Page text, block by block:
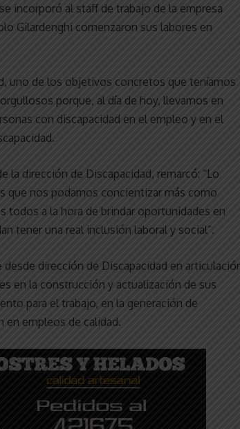
incorporó al staff de trabajo de la empresa
Gilardenghi comenzaron sus labores en
uno de los objetivos concretos que teníamos
porque, al día de hoy, llevamos en
con discapacidad en el empleo y en el
la dirección de Discapacidad, remarcó: “Lo
que nos podamos concientizar más como
todos a la hora de brindar oportunidades en
tener una real inclusión laboral y social”.
dirección de Discapacidad en
en la construcción y actualización de sus
para el trabajo, en la generación de
en empleos de calidad.